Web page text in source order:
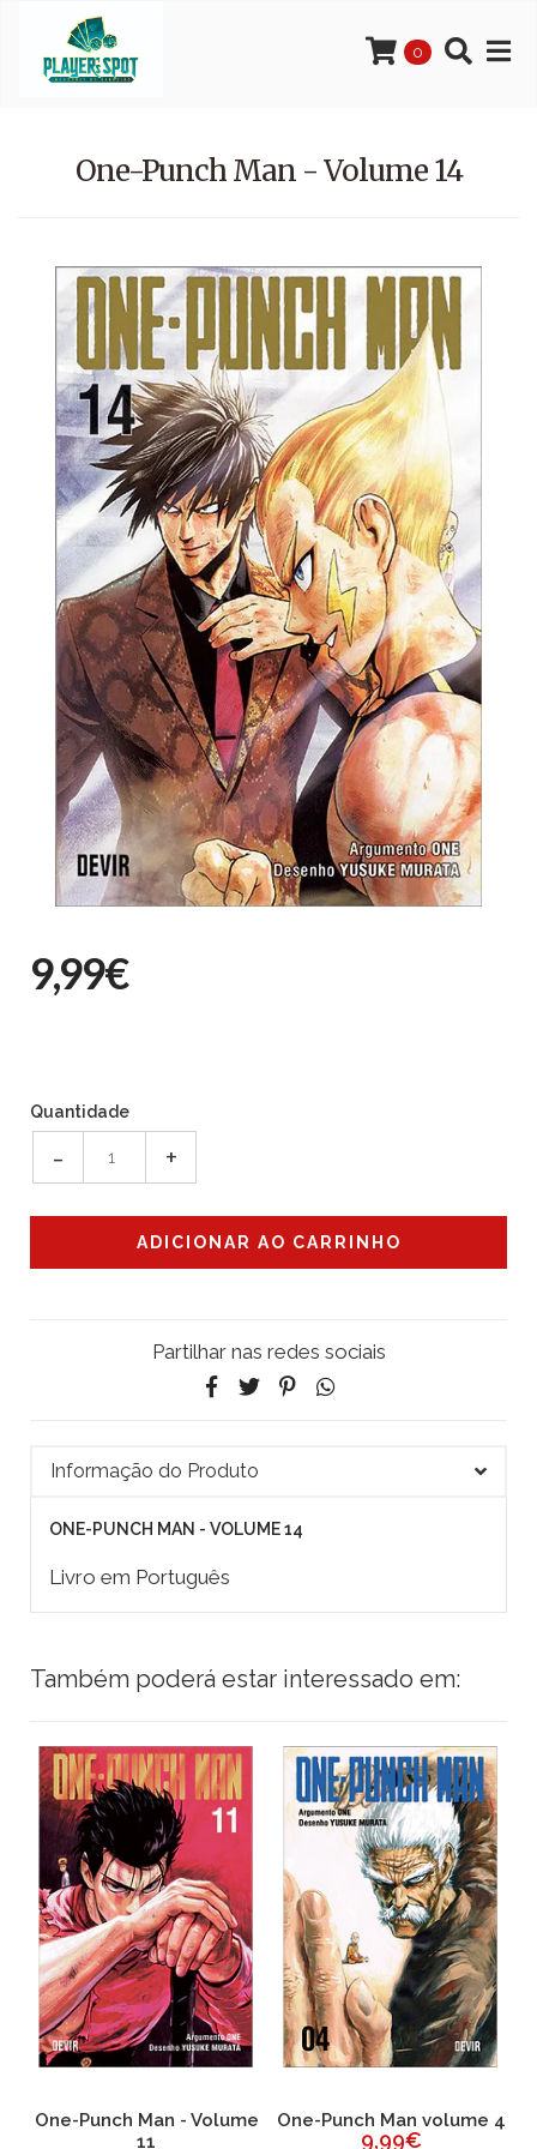
0
One-Punch Man - Volume 14
9,99€
Quantidade
- +
Partilhar nas redes sociais
Informação do Produto
ONE-PUNCH MAN - VOLUME 14
Livro em Português
Também poderá estar interessado em:
One-Punch Man - Volume
11
One-Punch Man volume 4
9,99€